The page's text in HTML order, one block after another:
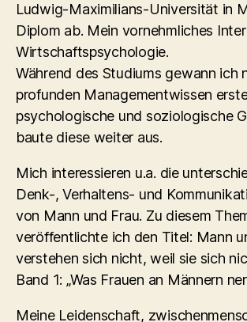
Ludwig-Maximilians-Universität in
Diplom ab. Mein vornehmliches
Wirtschaftspsychologie.
Während des Studiums gewann ich
profunden Managementwissen
psychologische und soziologische
baute diese weiter aus.
Mich interessieren u.a. die
Denk-, Verhaltens- und
von Mann und Frau. Zu diesem
veröffentlichte ich den Titel: Mann
verstehen sich nicht, weil sie sich
Band 1: „Was Frauen an Männern
Meine Leidenschaft,